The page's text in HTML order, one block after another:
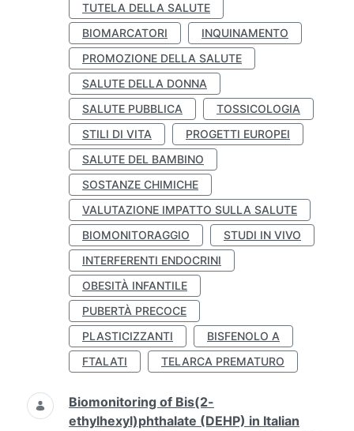
TUTELA DELLA SALUTE
BIOMARCATORI
INQUINAMENTO
PROMOZIONE DELLA SALUTE
SALUTE DELLA DONNA
SALUTE PUBBLICA
TOSSICOLOGIA
STILI DI VITA
PROGETTI EUROPEI
SALUTE DEL BAMBINO
SOSTANZE CHIMICHE
VALUTAZIONE IMPATTO SULLA SALUTE
BIOMONITORAGGIO
STUDI IN VIVO
INTERFERENTI ENDOCRINI
OBESITÀ INFANTILE
PUBERTÀ PRECOCE
PLASTICIZZANTI
BISFENOLO A
FTALATI
TELARCA PREMATURO
Biomonitoring of Bis(2-
ethylhexyl)phthalate (DEHP) in Italian